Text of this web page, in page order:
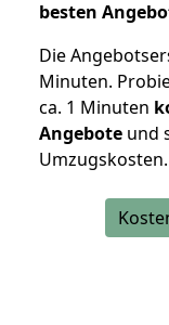
besten
Die
Minuten.
ca. 1 Minuten
Angebote und
Umzugskosten.